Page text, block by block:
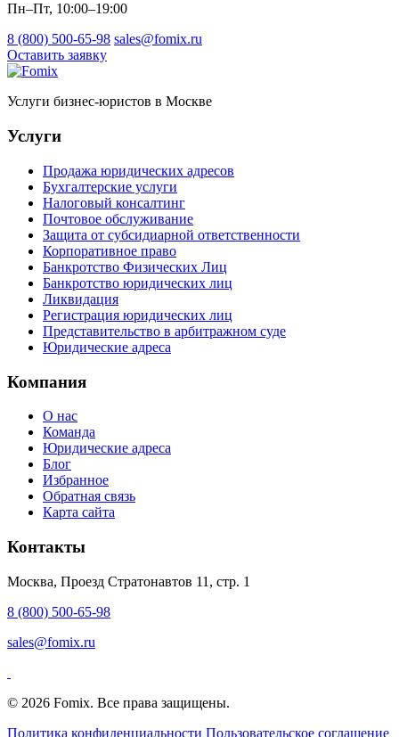
Пн–Пт, 10:00–19:00
8 (800) 500-65-98 sales@fomix.ru
Оставить заявку
Услуги бизнес-юристов в Москве
Услуги
Продажа юридических адресов
Бухгалтерские услуги
Налоговый консалтинг
Почтовое обслуживание
Защита от субсидиарной ответственности
Корпоративное право
Банкротство Физических Лиц
Банкротство юридических лиц
Ликвидация
Регистрация юридических лиц
Представительство в арбитражном суде
Юридические адреса
Компания
О нас
Команда
Юридические адреса
Блог
Избранное
Обратная связь
Карта сайта
Контакты
Москва, Проезд Стратонавтов 11, стр. 1
8 (800) 500-65-98
sales@fomix.ru
© 2026 Fomix. Все права защищены.
Политика конфиденциальности Пользовательское соглашение